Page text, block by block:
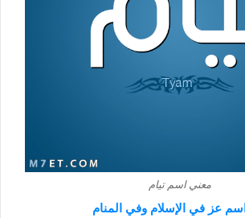
معني اسم تيام
عز في الإسلام وفي المنام